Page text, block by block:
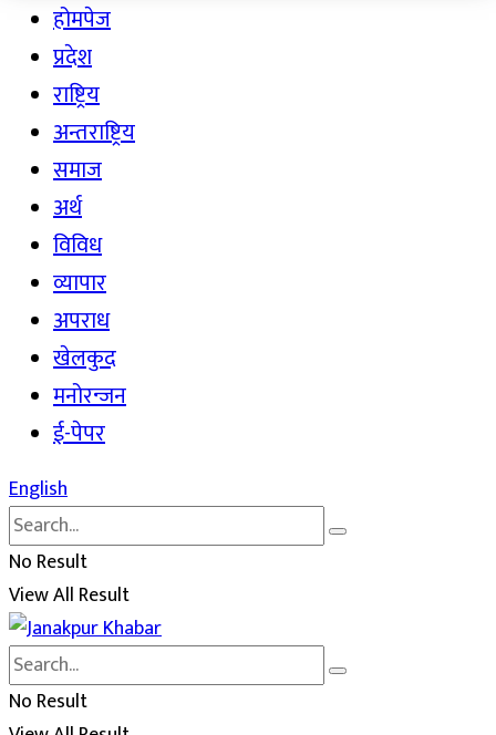
होमपेज
प्रदेश
राष्ट्रिय
अन्तराष्ट्रिय
समाज
अर्थ
विविध
व्यापार
अपराध
खेलकुद
मनोरन्जन
ई-पेपर
English
No Result
View All Result
No Result